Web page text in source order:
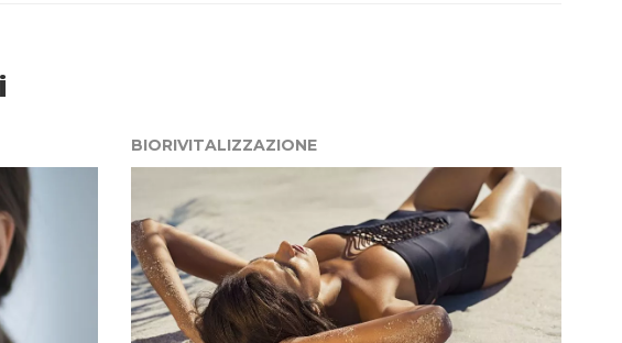
BIORIVITALIZZAZIONE